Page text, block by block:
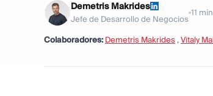
Demetris Makrides
Jefe de Desarrollo de Negocios
11
Colaboradores: Demetris Makrides ,Vitaly